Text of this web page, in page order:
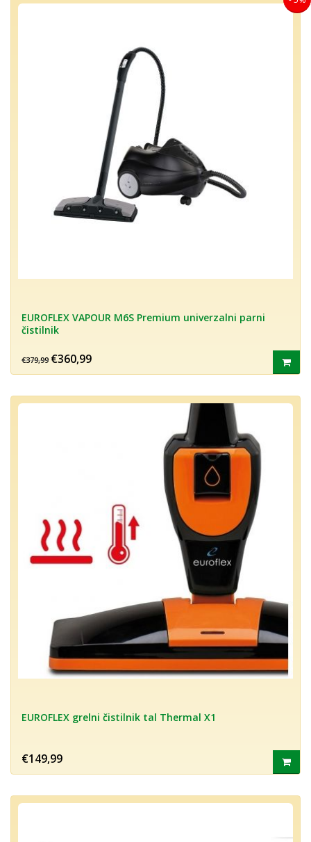
EUROFLEX VAPOUR M6S Premium univerzalni parni
čistilnik
€379,99 €360,99
EUROFLEX grelni čistilnik tal Thermal X1
€149,99